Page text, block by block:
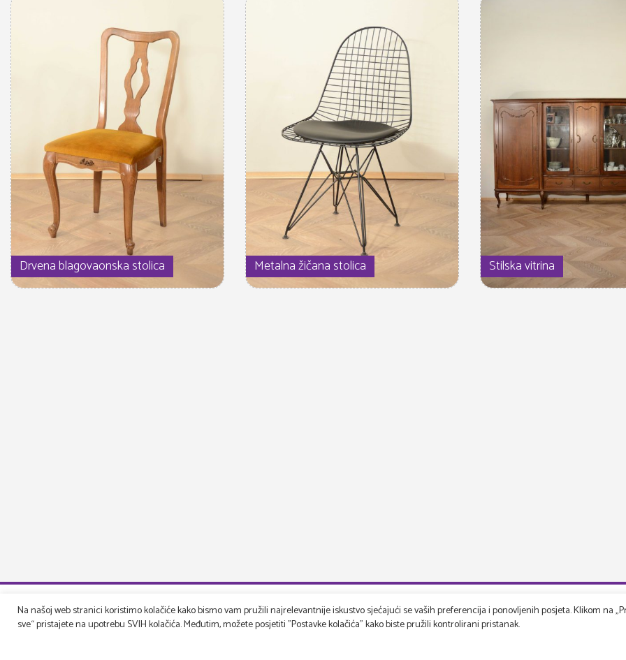
Drvena blagovaonska stolica Metalna žičana stolica Stilska vitrina
Druga perspektiva Korisnička podrška
Na našoj web stranici koristimo kolačiće kako bismo vam pružili najrelevantnije iskustvo sjećajući se vaših preferencija i ponovljenih posjeta. Klikom na
sve“ pristajete na upotrebu SVIH kolačića. Međutim, možete posjetiti "Postavke kolačića" kako biste pružili kontrolirani pristanak.